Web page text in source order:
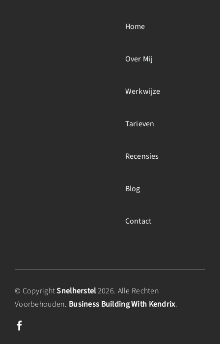
Home
Over Mij
Werkwijze
Tarieven
Recensies
Blog
Contact
© CopyrightSnelherstel2026. Alle Rechten
Voorbehouden. Business Building With Kendrix.